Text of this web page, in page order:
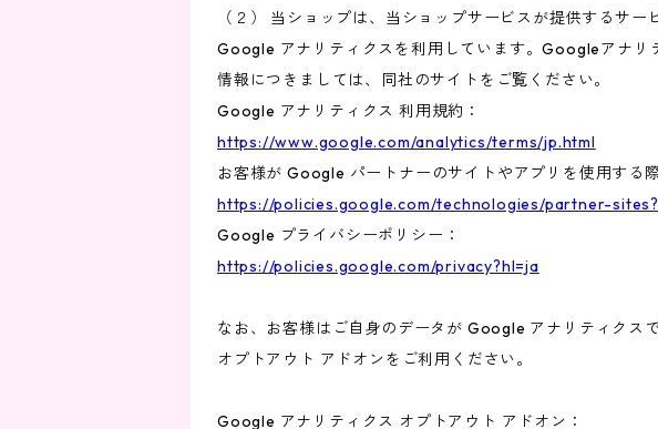
（２） 当ショップは、当ショップサービスが提供するサ
Google アナリティクスを利用しています。Googleアナ
情報につきましては、同社のサイトをご覧ください。
Google アナリティクス 利用規約：
https://www.google.com/analytics/terms/jp.html
お客様が Google パートナーのサイトやアプリを使用する
https://policies.google.com/technologies/partner-
Google プライバシーポリシー：
https://policies.google.com/privacy?hl=ja
なお、お客様はご自身のデータが Google アナリティク
オプトアウト アドオンをご利用ください。
Google アナリティクス オプトアウト アドオン：